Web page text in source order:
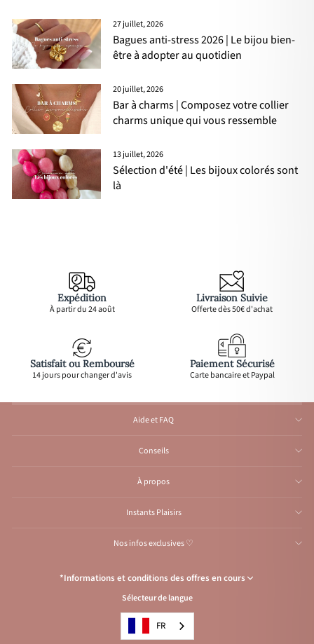
27 juillet, 2026
Bagues anti-stress 2026 | Le bijou bien-
être à adopter au quotidien
20 juillet, 2026
Bar à charms | Composez votre collier
charms unique qui vous ressemble
13 juillet, 2026
Sélection d'été | Les bijoux colorés sont
là
Expédition
À partir du 24 août
Livraison Suivie
Offerte dès 50€ d'achat
Satisfait ou Remboursé
14 jours pour changer d'avis
Paiement Sécurisé
Carte bancaire et Paypal
Aide et FAQ
Conseils
À propos
Instants Plaisirs
Nos infos exclusives ♡
*Informations et conditions des offres en cours
Congés de l’Atelier du 1er au 23 août inclus: Aucune expédition et
traitement d'e-mail durant cette période, reprise
: Livraison offerte avec le code
Sélecteur de langue
FR